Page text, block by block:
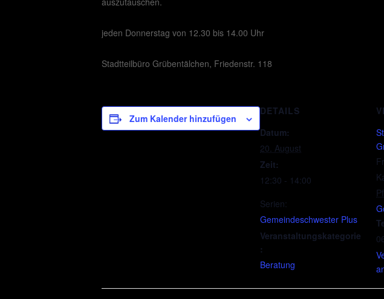
jeden Donnerstag von 12.30 bis 14.00 Uhr
Stadtteilbüro Grübentälchen, Friedenstr. 118
Zum Kalender hinzufügen
DETAILS
Datum:
20. August
Zeit:
12:30 - 14:00
Serien:
Gemeindeschwester Plus
Veranstaltungskategorie
:
Beratung